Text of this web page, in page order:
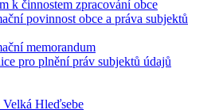
k činnostem zpracování obce
povinnost obce a práva subjektů
memorandum
pro plnění práv subjektů údajů
Hleďsebe